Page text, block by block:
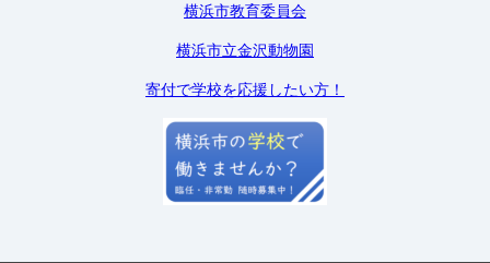
横浜市教育委員会
横浜市立金沢動物園
寄付で学校を応援したい方！